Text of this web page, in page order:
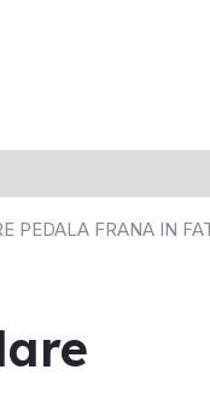
PEDALA FRANA IN